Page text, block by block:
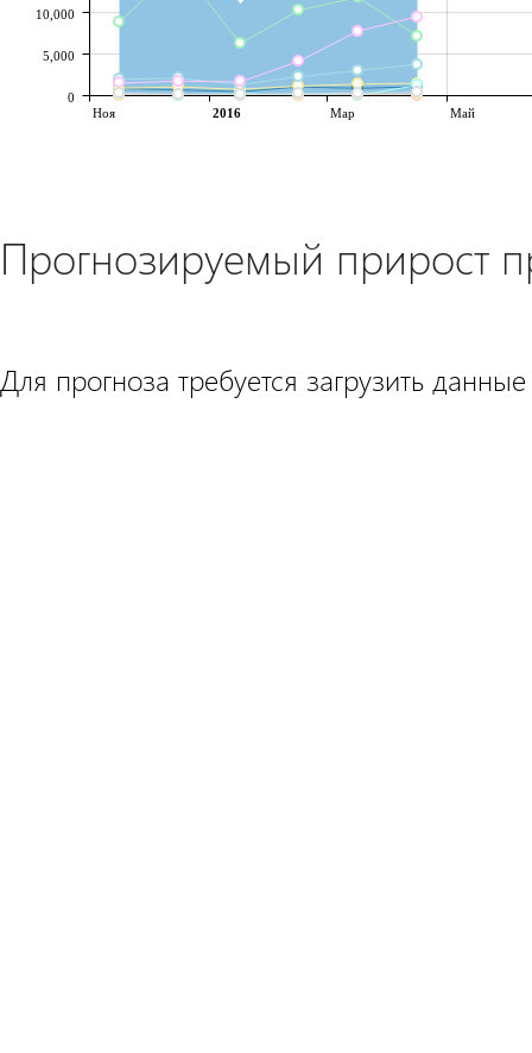
Ноя 2016 Мар Май
0
5,000
10,000
Прогнозируемый прирост
Для прогноза требуется загрузить